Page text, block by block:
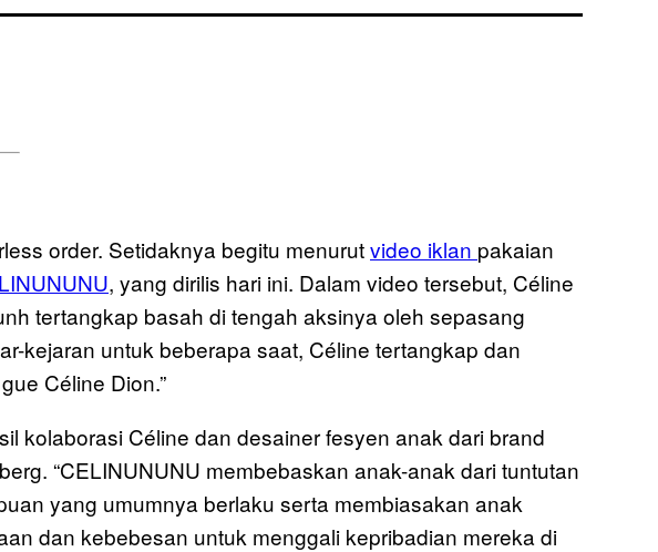
order. Setidaknya begitu menurutvideo iklan pakaian
, yang dirilis hari ini. Dalam video tersebut, Céline
tertangkap basah di tengah aksinya oleh sepasang
kejaran untuk beberapa saat, Céline tertangkap dan
Céline Dion.”
kolaborasi Céline dan desainer fesyen anak dari brand
“CELINUNUNU membebaskan anak-anak dari tuntutan
yang umumnya berlaku serta membiasakan anak
dan kebebesan untuk menggali kepribadian mereka di